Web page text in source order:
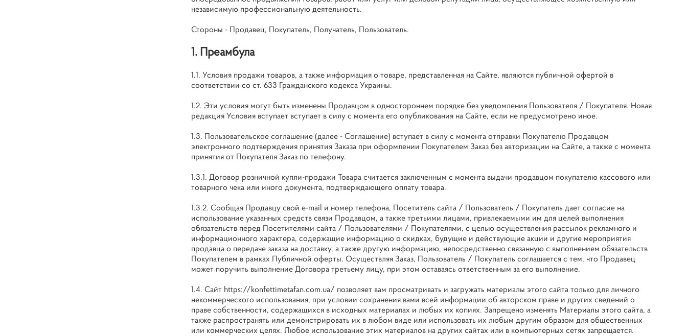
независимую профессиональную деятельность.
Стороны - Продавец, Покупатель, Получатель, Пользователь.
1. Преамбула
1.1. Условия продажи товаров, а также информация о товаре, представленная на Сайте, являются публичной офертой в
соответствии со ст. 633 Гражданского кодекса Украины.
1.2. Эти условия могут быть изменены Продавцом в одностороннем порядке без уведомления Пользователя / Покупателя. Новая
редакция Условия вступает вступает в силу с момента его опубликования на Сайте, если не предусмотрено иное.
1.3. Пользовательское соглашение (далее - Соглашение) вступает в силу с момента отправки Покупателю Продавцом
электронного подтверждения принятия Заказа при оформлении Покупателем Заказ без авторизации на Сайте, а также с момента
принятия от Покупателя Заказ по телефону.
1.3.1. Договор розничной купли-продажи Товара считается заключенным с момента выдачи продавцом покупателю кассового или
товарного чека или иного документа, подтверждающего оплату товара.
1.3.2. Сообщая Продавцу свой e-mail и номер телефона, Посетитель сайта / Пользователь / Покупатель дает согласие на
использование указанных средств связи Продавцом, а также третьими лицами, привлекаемыми им для целей выполнения
обязательств перед Посетителями сайта / Пользователями / Покупателями, с целью осуществления рассылок рекламного и
информационного характера, содержащие информацию о скидках, будущие и действующие акции и другие мероприятия
продавца о передаче заказа на доставку, а также другую информацию, непосредственно связанную с выполнением обязательств
Покупателем в рамках Публичной оферты. Осуществляя Заказ, Пользователь / Покупатель соглашается с тем, что Продавец
может поручить выполнение Договора третьему лицу, при этом оставаясь ответственным за его выполнение.
1.4. Сайт https://konfettimetafan.com.ua/ позволяет вам просматривать и загружать материалы этого сайта только для личного
некоммерческого использования, при условии сохранения вами всей информации об авторском праве и других сведений о
праве собственности, содержащихся в исходных материалах и любых их копиях. Запрещено изменять Материалы этого сайта, а
также распространять или демонстрировать их в любом виде или использовать их любым другим образом для общественных
или коммерческих целях. Любое использование этих материалов на других сайтах или в компьютерных сетях запрещается.